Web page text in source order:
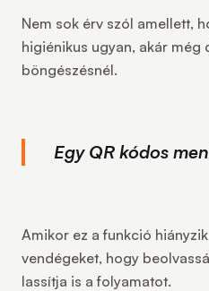
Nem sok érv szól amellett,
higiénikus ugyan, akár
böngészésnél.
Egy QR kódos
Amikor ez a funkció
vendégeket, hogy
lassítja is a folyamatot.